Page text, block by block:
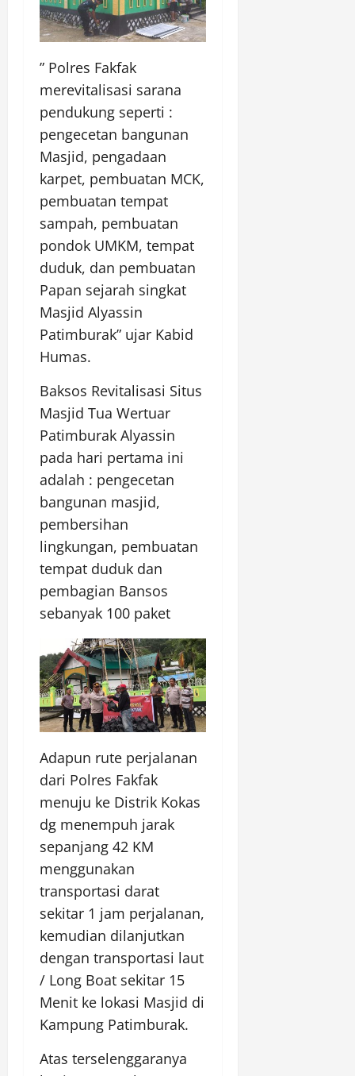
” Polres Fakfak
merevitalisasi sarana
pendukung seperti :
pengecetan bangunan
Masjid, pengadaan
karpet, pembuatan MCK,
pembuatan tempat
sampah, pembuatan
pondok UMKM, tempat
duduk, dan pembuatan
Papan sejarah singkat
Masjid Alyassin
Patimburak” ujar Kabid
Humas.
Baksos Revitalisasi Situs
Masjid Tua Wertuar
Patimburak Alyassin
pada hari pertama ini
adalah : pengecetan
bangunan masjid,
pembersihan
lingkungan, pembuatan
tempat duduk dan
pembagian Bansos
sebanyak 100 paket
Adapun rute perjalanan
dari Polres Fakfak
menuju ke Distrik Kokas
dg menempuh jarak
sepanjang 42 KM
menggunakan
transportasi darat
sekitar 1 jam perjalanan,
kemudian dilanjutkan
dengan transportasi laut
/ Long Boat sekitar 15
Menit ke lokasi Masjid di
Kampung Patimburak.
Atas terselenggaranya